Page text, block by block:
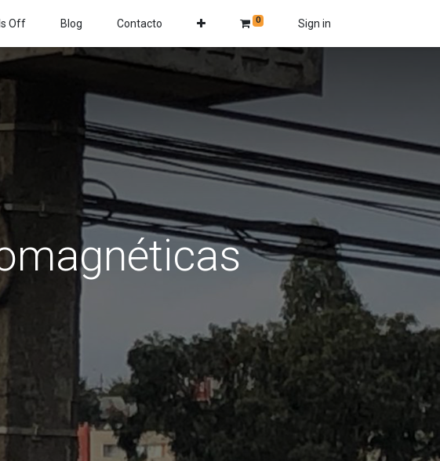
Off Blog Contacto 0 Sign in